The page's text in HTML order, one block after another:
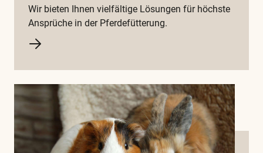
Wir bieten Ihnen vielfältige Lösungen für höchste
Ansprüche in der Pferdefütterung.